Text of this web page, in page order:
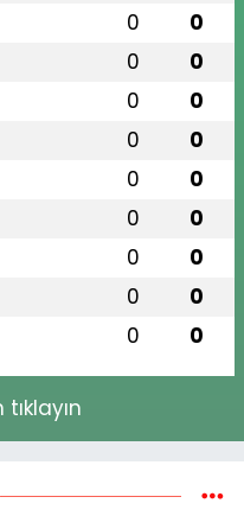
0 0
0 0
0 0
0 0
0 0
0 0
0 0
0 0
0 0